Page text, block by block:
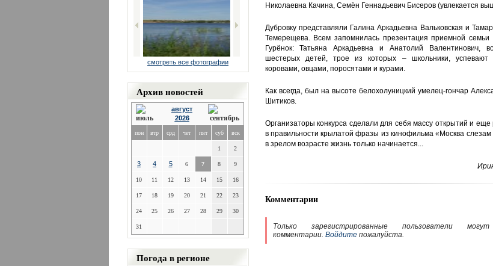
смотреть все фотографии
Архив новостей
август
2026
пон втр срд чет пят суб вск
1 2
3 4 5 6 7 8 9
10 11 12 13 14 15 16
17 18 19 20 21 22 23
24 25 26 27 28 29 30
31
Погода в регионе
Николаевна Качина, Семён Геннадьевич Бисеров (увлекается
Дубровку представляли Галина Аркадьевна Вальковская и
Темерещева. Всем запомнилась презентация приемной семьи
Гурёнок: Татьяна Аркадьевна и Анатолий Валентинович,
шестерых детей, трое из которых – школьники, успевают
коровами, овцами, поросятами и курами.
Как всегда, был на высоте белохолуницкий умелец-гончар
Шитиков.
Организаторы конкурса сделали для себя массу открытий и еще
в правильности крылатой фразы из кинофильма «Москва слезам
в зрелом возрасте жизнь только начинается...
Комментарии
Только зарегистрированные пользователи
комментарии. Войдитепожалуйста.